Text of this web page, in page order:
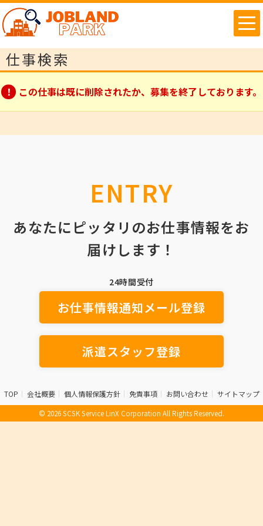
仕事検索
この仕事は既に削除されたか、募集を終了しております。
ENTRY
あなたにピッタリのお仕事情報をお
届けします！
24時間受付
お仕事情報通知メール登録
派遣スタッフ登録
TOP 会社概要 個人情報保護方針 免責事項 お問い合わせ
サイトマップ
© 2026 SCSK Service LinX Corporation All Rights Reserved.